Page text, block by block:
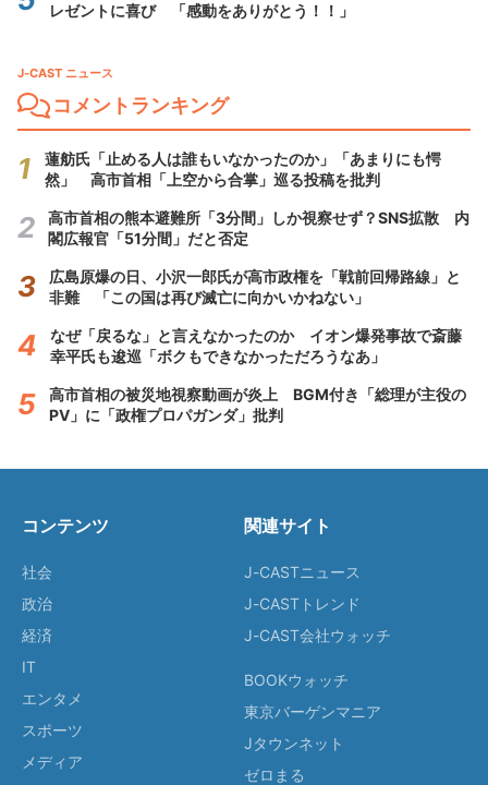
レゼントに喜び 「感動をありがとう！！」
J-CAST ニュース
コメントランキング
蓮舫氏「止める人は誰もいなかったのか」「あまりにも愕
然」 高市首相「上空から合掌」巡る投稿を批判
高市首相の熊本避難所「3分間」しか視察せず？SNS拡散 内
閣広報官「51分間」だと否定
広島原爆の日、小沢一郎氏が高市政権を「戦前回帰路線」と
非難 「この国は再び滅亡に向かいかねない」
なぜ「戻るな」と言えなかったのか イオン爆発事故で斎藤
幸平氏も逡巡「ボクもできなかっただろうなあ」
高市首相の被災地視察動画が炎上 BGM付き「総理が主役の
PV」に「政権プロパガンダ」批判
コンテンツ
社会
政治
経済
IT
エンタメ
スポーツ
メディア
関連サイト
J-CASTニュース
J-CASTトレンド
J-CAST会社ウォッチ
BOOKウォッチ
東京バーゲンマニア
Jタウンネット
ゼロまる